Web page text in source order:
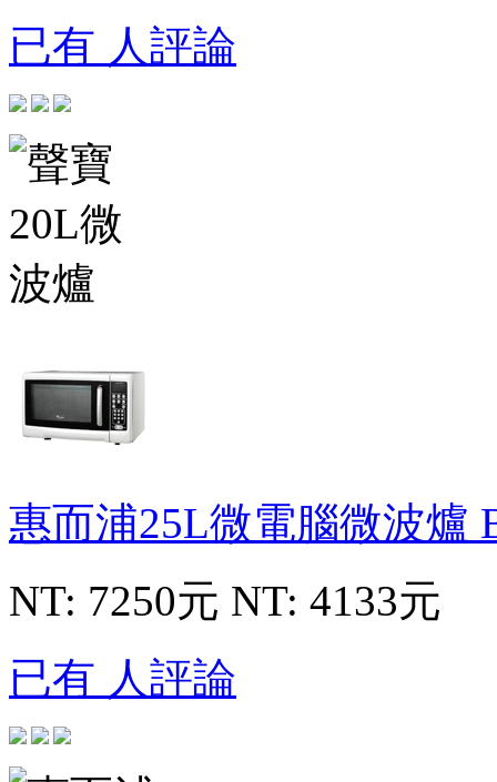
已有 人評論
惠而浦25L微電腦微波爐
NT: 7250元 NT: 4133元
已有 人評論